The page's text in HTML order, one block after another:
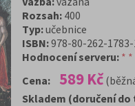
Rozsah: 400
Typ:učebnice
ISBN:978-80-262-1783-
Hodnocení serveru: * *
Cena: 589 Kč
Skladem (doručení do